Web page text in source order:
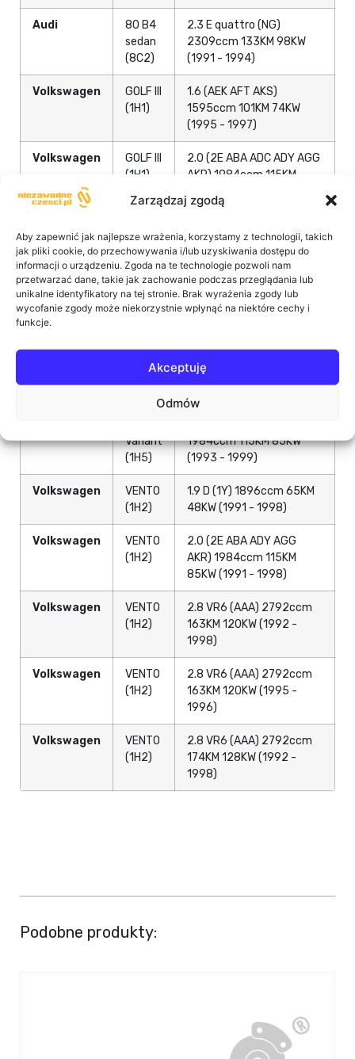
Zarządzaj zgodą
Aby zapewnić jak najlepsze wrażenia, korzystamy z technologii, takich
jak pliki cookie, do przechowywania i/lub uzyskiwania dostępu do
informacji o urządzeniu. Zgoda na te technologie pozwoli nam
przetwarzać dane, takie jak zachowanie podczas przeglądania lub
unikalne identyfikatory na tej stronie. Brak wyrażenia zgody lub
wycofanie zgody może niekorzystnie wpłynąć na niektóre cechy i
funkcje.
Akceptuję
Odmów
Audi
80 B4
sedan
(8C2)
2.3 E quattro (NG)
2309ccm 133KM 98KW
(1991 - 1994)
Volkswagen
GOLF III
(1H1)
1.6 (AEK AFT AKS)
1595ccm 101KM 74KW
(1995 - 1997)
Volkswagen
GOLF III
(1H1)
2.0 (2E ABA ADC ADY AGG
AKR) 1984ccm 115KM
(1H1)
1984ccm 150KM 110KW
(1992 - 1997)
Volkswagen
GOLF III
(1H1)
2.8 VR6 (AAA) 2792ccm
174KM 128KW (1992 -
150KM 110KW (1991 -
Variant
(1H5)
1984ccm 115KM 85KW
(1993 - 1999)
Volkswagen
VENTO
(1H2)
1.9 D (1Y) 1896ccm 65KM
48KW (1991 - 1998)
Volkswagen
VENTO
(1H2)
2.0 (2E ABA ADY AGG
AKR) 1984ccm 115KM
85KW (1991 - 1998)
Volkswagen
VENTO
(1H2)
2.8 VR6 (AAA) 2792ccm
163KM 120KW (1992 -
1998)
Volkswagen
VENTO
(1H2)
2.8 VR6 (AAA) 2792ccm
163KM 120KW (1995 -
1996)
Volkswagen
VENTO
(1H2)
2.8 VR6 (AAA) 2792ccm
174KM 128KW (1992 -
1998)
Podobne produkty: